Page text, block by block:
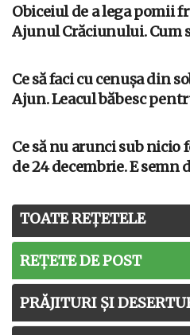
Obiceiul de a lega pomii
Ajunul Crăciunului. Cum
Ce să faci cu cenușa din
Ajun. Leacul băbesc
Ce să nu arunci sub nicio
de 24 decembrie. E semn
TOATE REȚETELE
REȚETE DE POST
PRĂJITURI ȘI